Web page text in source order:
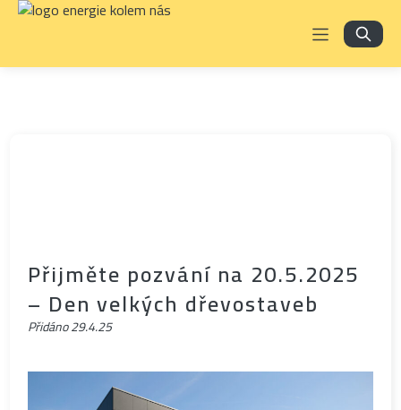
Přijměte pozvání na 20.5.2025
– Den velkých dřevostaveb
Přidáno29.4.25